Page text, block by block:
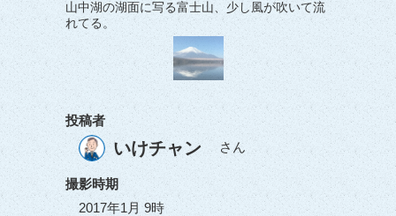
山中湖の湖面に写る富士山、少し風が吹いて流
れてる。
投稿者
いけチャン さん
撮影時期
2017年1月 9時